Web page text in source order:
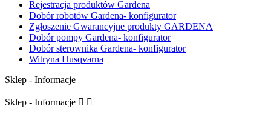
Rejestracja produktów Gardena
Dobór robotów Gardena- konfigurator
Zgłoszenie Gwarancyjne produkty GARDENA
Dobór pompy Gardena- konfigurator
Dobór sterownika Gardena- konfigurator
Witryna Husqvarna
Sklep - Informacje
Sklep - Informacje  